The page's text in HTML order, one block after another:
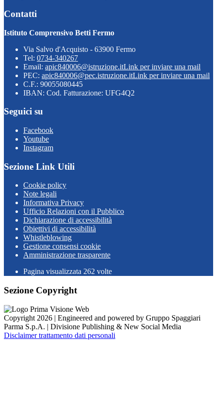
Contatti
Istituto Comprensivo Betti Fermo
Via Salvo d'Acquisto - 63900 Fermo
Tel: 0734-340267
Email: apic840006@istruzione.itLink per inviare una mail
PEC: apic840006@pec.istruzione.itLink per inviare una mail
C.F.: 90055080445
IBAN: Cod. Fatturazione: UFG4Q2
Seguici su
Facebook
Youtube
Instagram
Sezione Link Utili
Cookie policy
Note legali
Informativa Privacy
Ufficio Relazioni con il Pubblico
Dichiarazione di accessibilità
Obiettivi di accessibilità
Whistleblowing
Gestione consensi cookie
Amministrazione trasparente
Pagina visualizzata 262 volte
Sezione Copyright
Copyright 2026 | Engineered and powered by Gruppo Spaggiari
Parma S.p.A. | Divisione Publishing & New Social Media
Disclaimer trattamento dati personali